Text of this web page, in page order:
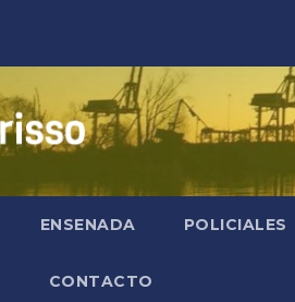
ENSENADA POLICIALES
CONTACTO